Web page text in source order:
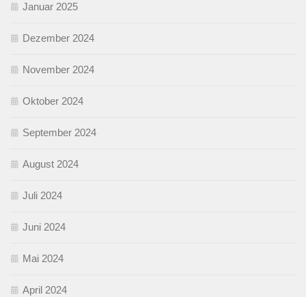
Januar 2025
Dezember 2024
November 2024
Oktober 2024
September 2024
August 2024
Juli 2024
Juni 2024
Mai 2024
April 2024